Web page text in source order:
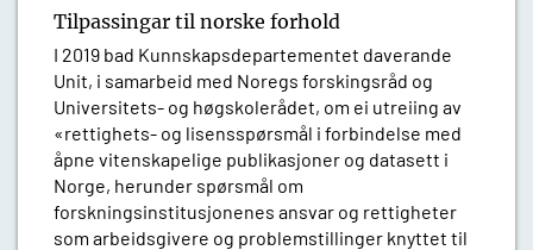
Tilpassingar til norske forhold
I 2019 bad Kunnskapsdepartementet daverande
Unit, i samarbeid med Noregs forskingsråd og
Universitets- og høgskolerådet, om ei utreiing av
«rettighets- og lisensspørsmål i forbindelse med
åpne vitenskapelige publikasjoner og datasett i
Norge, herunder spørsmål om
forskningsinstitusjonenes ansvar og rettigheter
som arbeidsgivere og problemstillinger knyttet til